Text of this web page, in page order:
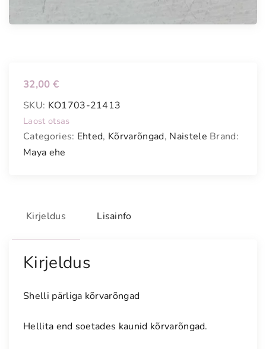
32,00 €
SKU: KO1703-21413
Laost otsas
Categories: Ehted, Kõrvarõngad, Naistele Brand:
Maya ehe
Kirjeldus Lisainfo
Kirjeldus
Shelli pärliga kõrvarõngad
Hellita end soetades kaunid kõrvarõngad.